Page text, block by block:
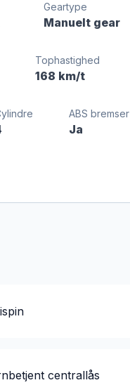
Geartype
Manuelt gear
Tophastighed
168 km/t
ABS bremser
Ja
centrallås